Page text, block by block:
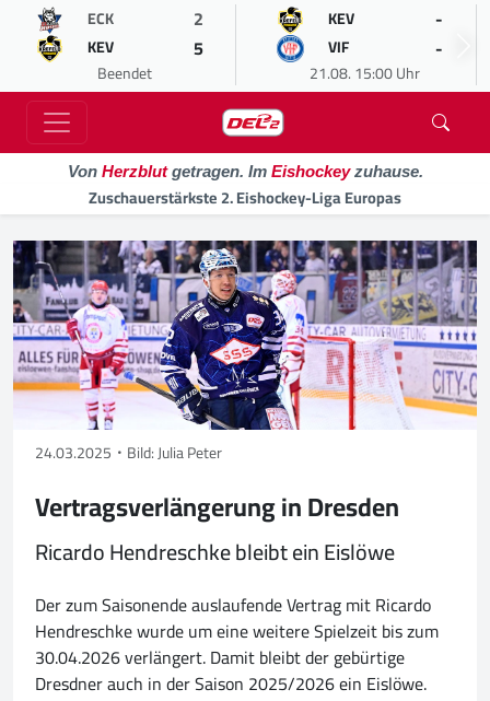
ECK 2
KEV 5
Beendet
KEV -
VIF -
21.08. 15:00 Uhr
Von Herzblutgetragen. Im Eishockeyzuhause.
Zuschauerstärkste 2. Eishockey-Liga Europas
24.03.2025 Bild: Julia Peter
Vertragsverlängerung in Dresden
Ricardo Hendreschke bleibt ein Eislöwe
Der zum Saisonende auslaufende Vertrag mit Ricardo
Hendreschke wurde um eine weitere Spielzeit bis zum
30.04.2026 verlängert. Damit bleibt der gebürtige
Dresdner auch in der Saison 2025/2026 ein Eislöwe.